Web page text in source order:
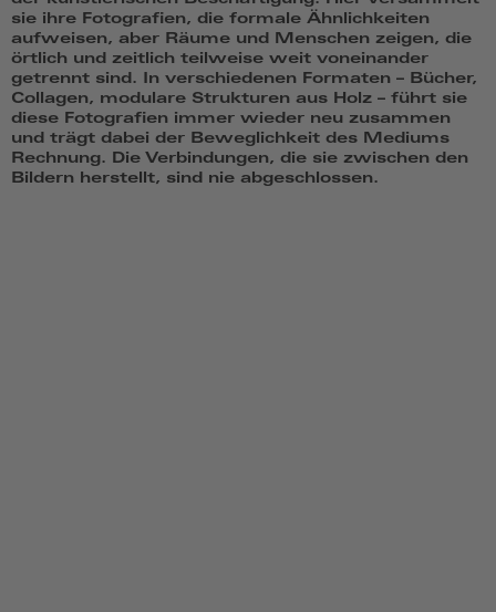
sie ihre Fotografien, die formale Ähnlichkeiten
aufweisen, aber Räume und Menschen zeigen, die
örtlich und zeitlich teilweise weit voneinander
getrennt sind. In verschiedenen Formaten – Bücher,
Collagen, modulare Strukturen aus Holz – führt sie
diese Fotografien immer wieder neu zusammen
und trägt dabei der Beweglichkeit des Mediums
Rechnung. Die Verbindungen, die sie zwischen den
Bildern herstellt, sind nie abgeschlossen.